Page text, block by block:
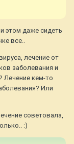
этом даже сидеть
все..
лечение от
заболевания и
Лечение кем-то
Или
советовала,
:)